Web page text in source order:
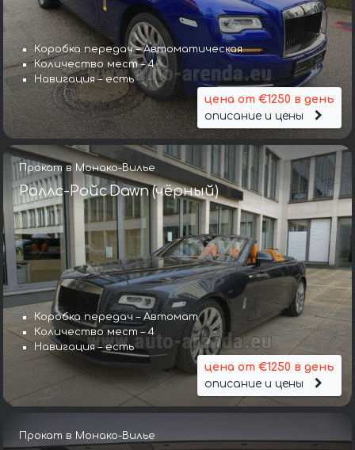
Коробка передач – Автоматическая
Количество мест – 4
Навигация – есть
цена от €1250 в день
описание и цены
Прокат в Монако-Вилье
Роллс-Ройс Dawn (чёрный)
Коробка передач – Автомат
Количество мест – 4
Навигация – есть
цена от €1250 в день
описание и цены
Прокат в Монако-Вилье